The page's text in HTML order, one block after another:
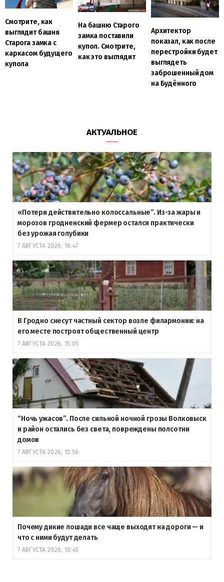
Смотрите, как
выглядит башня
Старога замка с
каркасом будущего
купола
На башню Старого
замка поставили
купол. Смотрите,
как это выглядит
Архитектор
показал, как после
перестройки будет
выглядеть
заброшенный дом
на Будённого
АКТУАЛЬНОЕ
«Потери действительно колоссальные”. Из-за жары и
морозов гродненский фермер остался практически
без урожая голубики
7 АВГУСТА 2026, 16:47
В Гродно снесут частный сектор возле филармонии: на
его месте построят общественный центр
7 АВГУСТА 2026, 15:05
“Ночь ужасов”. После сильной ночной грозы Волковыск
и район остались без света, повреждены полсотни
домов
7 АВГУСТА 2026, 12:56
Почему дикие лошади все чаще выходят на дороги — и
что с ними будут делать
7 АВГУСТА 2026, 10:45